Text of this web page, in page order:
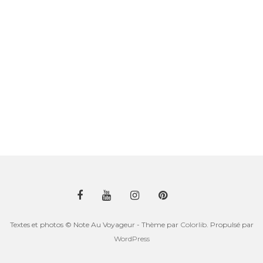
Textes et photos © Note Au Voyageur - Thème par Colorlib. Propulsé par
WordPress